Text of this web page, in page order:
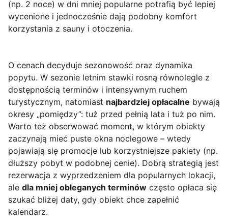
(np. 2 noce) w dni mniej popularne potrafią być lepiej
wycenione i jednocześnie dają podobny komfort
korzystania z sauny i otoczenia.
O cenach decyduje sezonowość oraz dynamika
popytu. W sezonie letnim stawki rosną równolegle z
dostępnością terminów i intensywnym ruchem
turystycznym, natomiast najbardziej opłacalne bywają
okresy „pomiędzy”: tuż przed pełnią lata i tuż po nim.
Warto też obserwować moment, w którym obiekty
zaczynają mieć puste okna noclegowe – wtedy
pojawiają się promocje lub korzystniejsze pakiety (np.
dłuższy pobyt w podobnej cenie). Dobrą strategią jest
rezerwacja z wyprzedzeniem dla popularnych lokacji,
ale dla mniej obleganych terminów często opłaca się
szukać bliżej daty, gdy obiekt chce zapełnić
kalendarz.